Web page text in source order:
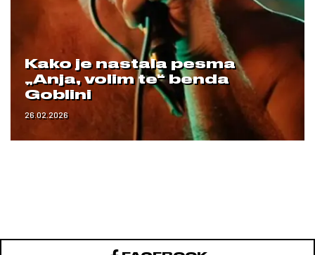
Kako je nastala pesma
„Anja, volim te“ benda
Goblini
26.02.2026